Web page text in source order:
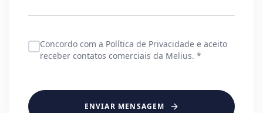
Concordo com a Política de Privacidade e aceito
receber contatos comerciais da Melius. *
ENVIAR MENSAGEM